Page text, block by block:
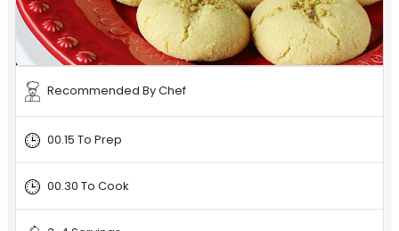
Recommended By Chef
00.15 To Prep
00.30 To Cook